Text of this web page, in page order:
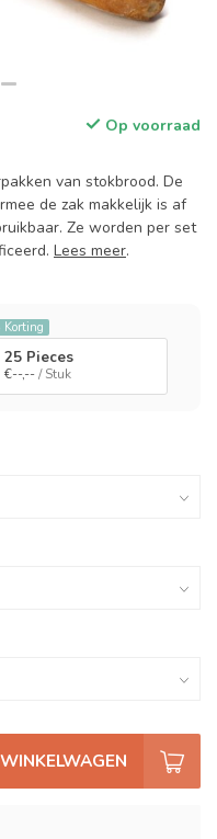
Op voorraad
van stokbrood. De
de zak makkelijk is af
Ze worden per set
Lees meer.
Korting
25 Pieces
€--,-- / Stuk